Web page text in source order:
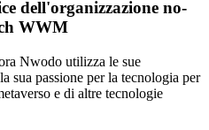
dell'organizzazione no-
WWM
Nwodo utilizza le sue
sua passione per la tecnologia per
e di altre tecnologie